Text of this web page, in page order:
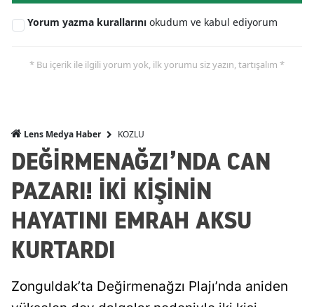
Yorum yazma kurallarını okudum ve kabul ediyorum
* Bu içerik ile ilgili yorum yok, ilk yorumu siz yazın, tartışalım *
Lens Medya Haber KOZLU
DEĞİRMENAĞZI’NDA CAN
PAZARI! İKİ KİŞİNİN
HAYATINI EMRAH AKSU
KURTARDI
Zonguldak’ta Değirmenağzı Plajı’nda aniden